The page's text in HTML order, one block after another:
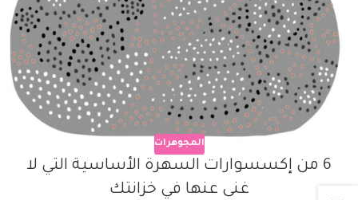
المجوهرات
6 من إكسسوارات السهرة الأساسية التي لا
غنى عنها في خزانتك